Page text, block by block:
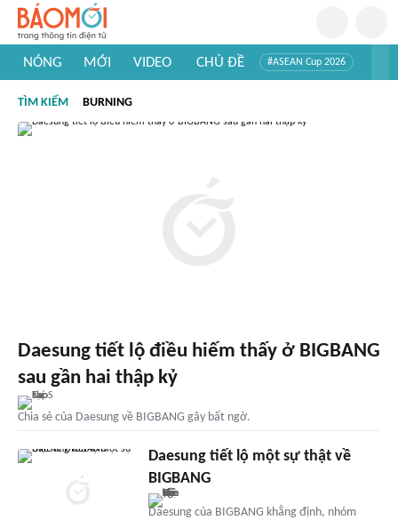
NÓNG MỚI VIDEO CHỦ ĐỀ #ASEAN Cup 2026
#Khám phá thế giới
TÌM KIẾM BURNING
Daesung tiết lộ điều hiếm thấy ở BIGBANG
sau gần hai thập kỷ
Chia sẻ của Daesung về BIGBANG gây bất ngờ.
Daesung tiết lộ một sự thật về
BIGBANG
Daesung của BIGBANG khẳng định, nhóm